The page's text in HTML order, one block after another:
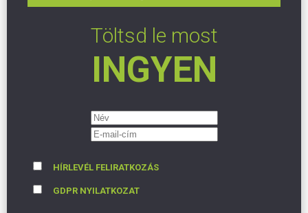
Töltsd le most
INGYEN
HÍRLEVÉL FELIRATKOZÁS
GDPR NYILATKOZAT